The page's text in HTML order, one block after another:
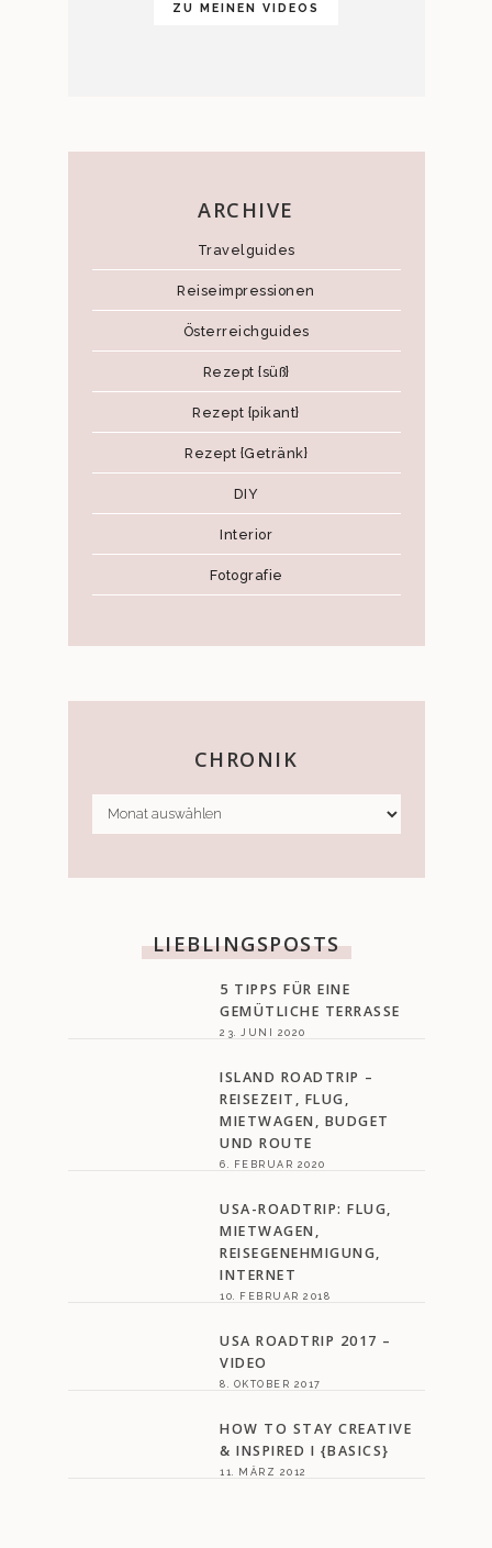
ZU MEINEN VIDEOS
ARCHIVE
Travelguides
Reiseimpressionen
Österreichguides
Rezept {süß}
Rezept {pikant}
Rezept {Getränk}
DIY
Interior
Fotografie
CHRONIK
CHRONIK
LIEBLINGSPOSTS
5 TIPPS FÜR EINE
GEMÜTLICHE TERRASSE
23. JUNI 2020
ISLAND ROADTRIP –
REISEZEIT, FLUG,
MIETWAGEN, BUDGET
UND ROUTE
6. FEBRUAR 2020
USA-ROADTRIP: FLUG,
MIETWAGEN,
REISEGENEHMIGUNG,
INTERNET
10. FEBRUAR 2018
USA ROADTRIP 2017 –
VIDEO
8. OKTOBER 2017
HOW TO STAY CREATIVE
& INSPIRED I {BASICS}
11. MÄRZ 2012